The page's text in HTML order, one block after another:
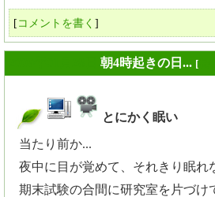
[コメントを書く ]
朝4時起きの日... [
とにかく眠い
当たり前か...
夜中に目が覚めて、それきり眠れ
期末試験の合間に研究室を片づけ